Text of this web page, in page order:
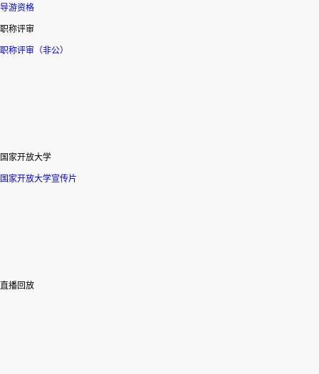
导游资格
职称评审
职称评审（非公）
国家开放大学
国家开放大学宣传片
直播回放